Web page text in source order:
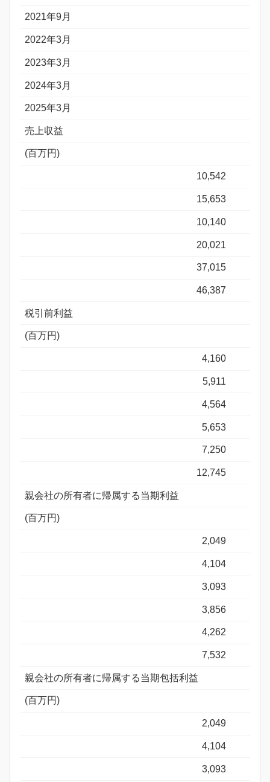
2021年9月
2022年3月
2023年3月
2024年3月
2025年3月
売上収益
(百万円)
10,542
15,653
10,140
20,021
37,015
46,387
税引前利益
(百万円)
4,160
5,911
4,564
5,653
7,250
12,745
親会社の所有者に帰属する当期利益
(百万円)
2,049
4,104
3,093
3,856
4,262
7,532
親会社の所有者に帰属する当期包括利益
(百万円)
2,049
4,104
3,093